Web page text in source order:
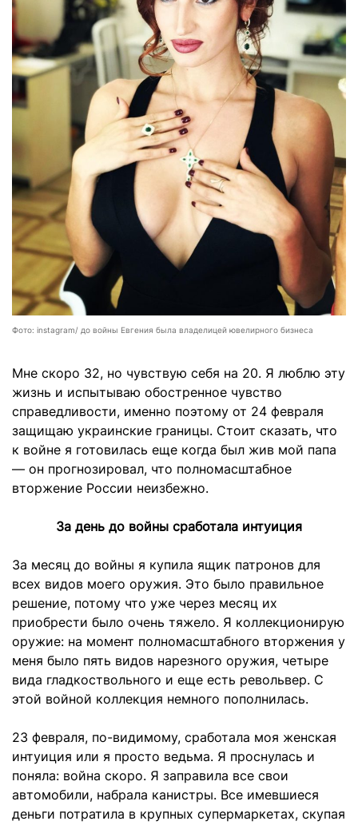
Фото: instagram/ до войны Евгения была владелицей ювелирного бизнеса
Мне скоро 32, но чувствую себя на 20. Я люблю эту
жизнь и испытываю обостренное чувство
справедливости, именно поэтому от 24 февраля
защищаю украинские границы. Стоит сказать, что
к войне я готовилась еще когда был жив мой папа
— он прогнозировал, что полномасштабное
вторжение России неизбежно.
За день до войны сработала интуиция
За месяц до войны я купила ящик патронов для
всех видов моего оружия. Это было правильное
решение, потому что уже через месяц их
приобрести было очень тяжело. Я коллекционирую
оружие: на момент полномасштабного вторжения у
меня было пять видов нарезного оружия, четыре
вида гладкоствольного и еще есть револьвер. С
этой войной коллекция немного пополнилась.
23 февраля, по-видимому, сработала моя женская
интуиция или я просто ведьма. Я проснулась и
поняла: война скоро. Я заправила все свои
автомобили, набрала канистры. Все имевшиеся
деньги потратила в крупных супермаркетах, скупая